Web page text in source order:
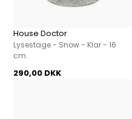
House Doctor
Lysestage - Snow - Klar - 16
cm.
290,00 DKK